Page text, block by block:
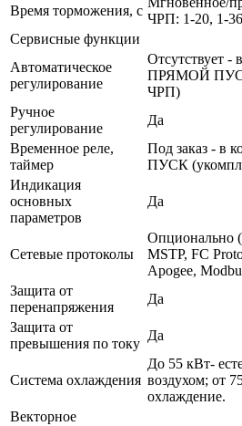
Время торможения, с
ЧРП: 1-20, 1-
Сервисные функции
Автоматическое
регулирование
Отсутствует -
ПРЯМОЙ
ЧРП)
Ручное
регулирование
Да
Временное реле,
таймер
Под заказ - в
ПУСК
Индикация
основных
параметров
Да
Сетевые протоколы
Опционально
MSTP, FC
Apogee,
Защита от
перенапряжения
Да
Защита от
превышения по току
Да
Система охлаждения
До 55 кВт-
воздухом; от
охлаждение.
Векторное